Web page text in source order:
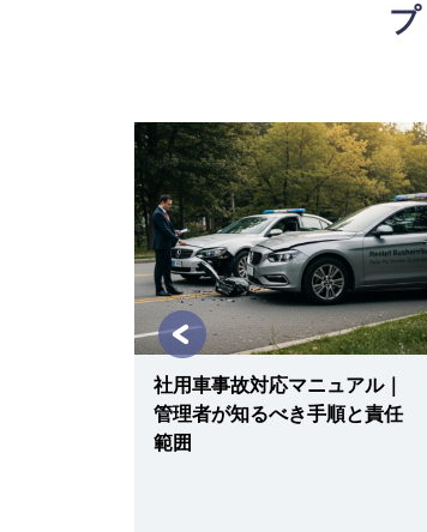
社用車事故対応マニュアル｜
管理者が知るべき手順と責任
範囲